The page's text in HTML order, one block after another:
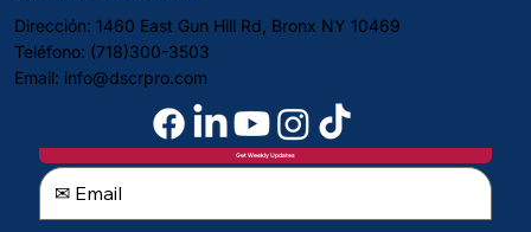
Get Weekly Updates
Dirección: 1460 East Gun Hill Rd, Bronx NY 10469
Teléfono: (718)300-3503
Email: info@dscrpro.com